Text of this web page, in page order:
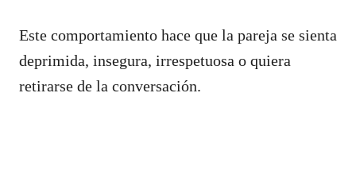
Este comportamiento hace que la pareja se sienta
deprimida, insegura, irrespetuosa o quiera
retirarse de la conversación.